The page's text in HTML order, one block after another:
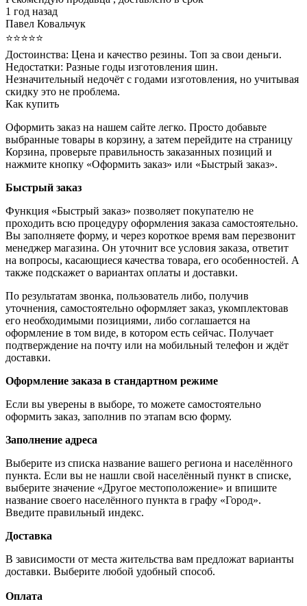
1 год назад
Павел Ковальчук
⭐⭐⭐⭐⭐
Достоинства: Цена и качество резины. Топ за свои деньги.
Недостатки: Разные годы изготовления шин.
Незначительный недочёт с годами изготовления, но учитывая
скидку это не проблема.
Как купить
Оформить заказ на нашем сайте легко. Просто добавьте
выбранные товары в корзину, а затем перейдите на страницу
Корзина, проверьте правильность заказанных позиций и
нажмите кнопку «Оформить заказ» или «Быстрый заказ».
Быстрый заказ
Функция «Быстрый заказ» позволяет покупателю не
проходить всю процедуру оформления заказа самостоятельно.
Вы заполняете форму, и через короткое время вам перезвонит
менеджер магазина. Он уточнит все условия заказа, ответит
на вопросы, касающиеся качества товара, его особенностей. А
также подскажет о вариантах оплаты и доставки.
По результатам звонка, пользователь либо, получив
уточнения, самостоятельно оформляет заказ, укомплектовав
его необходимыми позициями, либо соглашается на
оформление в том виде, в котором есть сейчас. Получает
подтверждение на почту или на мобильный телефон и ждёт
доставки.
Оформление заказа в стандартном режиме
Если вы уверены в выборе, то можете самостоятельно
оформить заказ, заполнив по этапам всю форму.
Заполнение адреса
Выберите из списка название вашего региона и населённого
пункта. Если вы не нашли свой населённый пункт в списке,
выберите значение «Другое местоположение» и впишите
название своего населённого пункта в графу «Город».
Введите правильный индекс.
Доставка
В зависимости от места жительства вам предложат варианты
доставки. Выберите любой удобный способ.
Оплата